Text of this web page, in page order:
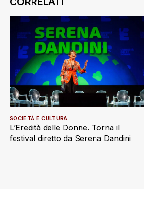
L’Eredità delle Donne. Torna il
festival diretto da Serena Dandini
SOCIETÀ E CULTURA